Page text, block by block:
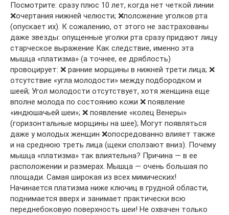
Посмотрите: сразу плюс 10 лет, когда нет четкой линии
❌очертания нижней челюсти; ❌положение уголков рта
(опускает их). К сожалению, от этого не застрахованы
даже звезды: опущенные уголки рта сразу придают лицу
старческое выражение Как следствие, именно эта
мышца «платизма» (а точнее, ее дряблость)
провоцирует: ❌ ранние морщины в нижней трети лица; ❌
отсутствие «угла молодости» между подбородком и
шеей; Угол молодости отсутствует, хотя женщина еще
вполне молода по состоянию кожи ❌ появление
«индюшачьей шеи»; ❌ появление «колец Венеры»
(горизонтальные морщины на шее); Могут появляться
даже у молодых женщин ❌опосредованно влияет также
и на среднюю треть лица (щеки сползают вниз). Почему
мышца «платизма» так влиятельна? Причина — в ее
расположении и размерах. Мышца — очень большая по
площади. Самая широкая из всех мимических!
Начинается платизма ниже ключиц в грудной области,
поднимается вверх и занимает практически всю
переднебоковую поверхность шеи! Не охвачен только